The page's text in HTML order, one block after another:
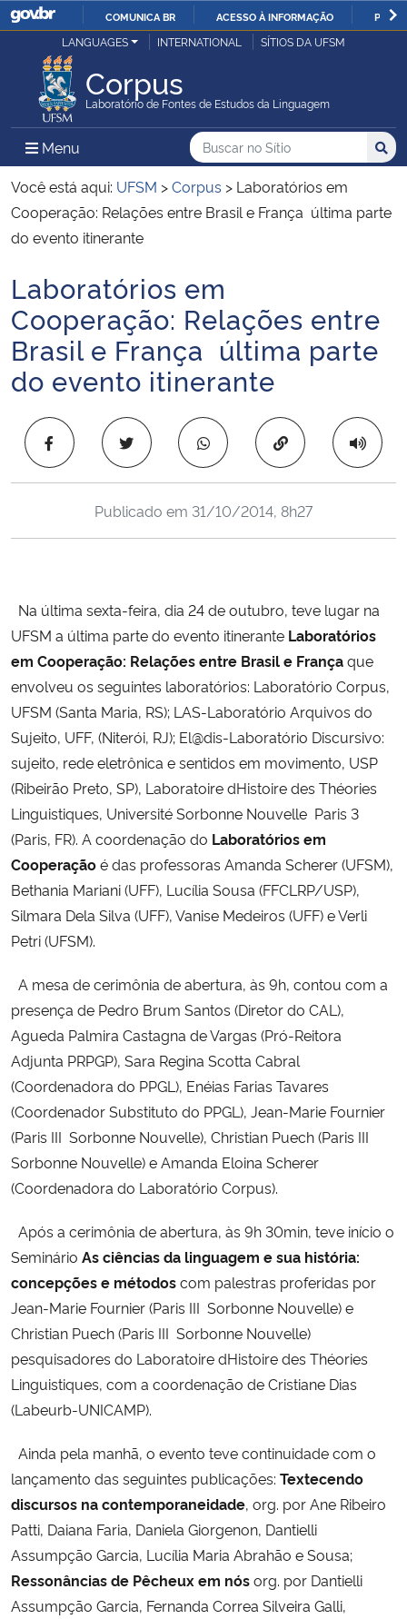
IR
COMUNICA BR ACESSO À INFORMAÇÃO
Ministério da Justiça e Segurança Pública
Ministério da Defesa
Ministério das Relações Exteriores
Ministério da Economia
Ministério da Infraestrutura
Ministério da Agricultura, Pecuária e Abastecimento
Ministério da Educação
Ministério da Cidadania
Ministério da Saúde
Ministério de Minas e Energia
Ministério do Meio Ambiente
Ministério do Turismo
Ministério do Desenvolvimento Regional
Controladoria-Geral da União
Ministério da Mulher, da Família e dos Direitos Humanos
Gabinete de Segurança Institucional
Banco Central do Brasil
Planalto
LANGUAGES INTERNATIONAL SÍTIOS DA UFSM
Corpus
Laboratório de Fontes de Estudos da Linguagem
Menu Menu Principal do Sítio
Busca
Buscar no no Sítio
Busca:
Você está aqui: UFSM >Corpus > Laboratórios em
Cooperação: Relações entre Brasil e França  última parte
do evento itinerante
Início do conteúdo
Laboratórios em
Cooperação: Relações entre
Brasil e França  última parte
do evento itinerante
Copiar para área
Publicado em 31/10/2014, 8h27
Na última sexta-feira, dia 24 de outubro, teve lugar na
UFSM a última parte do evento itinerante Laboratórios
em Cooperação: Relações entre Brasil e Françaque
envolveu os seguintes laboratórios: Laboratório Corpus,
UFSM (Santa Maria, RS); LAS-Laboratório Arquivos do
Sujeito, UFF, (Niterói, RJ); El@dis-Laboratório Discursivo:
sujeito, rede eletrônica e sentidos em movimento, USP
(Ribeirão Preto, SP), Laboratoire dHistoire des Théories
Linguistiques, Université Sorbonne Nouvelle  Paris 3
(Paris, FR). A coordenação do Laboratórios em
Cooperaçãoé das professoras Amanda Scherer (UFSM),
Bethania Mariani (UFF), Lucília Sousa (FFCLRP/USP),
Silmara Dela Silva (UFF), Vanise Medeiros (UFF) e Verli
Petri (UFSM).
A mesa de cerimônia de abertura, às 9h, contou com a
presença de Pedro Brum Santos (Diretor do CAL),
Agueda Palmira Castagna de Vargas (Pró-Reitora
Adjunta PRPGP), Sara Regina Scotta Cabral
(Coordenadora do PPGL), Enéias Farias Tavares
(Coordenador Substituto do PPGL), Jean-Marie Fournier
(Paris III  Sorbonne Nouvelle), Christian Puech (Paris III 
Sorbonne Nouvelle) e Amanda Eloina Scherer
(Coordenadora do Laboratório Corpus).
Após a cerimônia de abertura, às 9h 30min, teve início o
Seminário As ciências da linguagem e sua história:
concepções e métodoscom palestras proferidas por
Jean-Marie Fournier (Paris III  Sorbonne Nouvelle) e
Christian Puech (Paris III  Sorbonne Nouvelle)
pesquisadores do Laboratoire dHistoire des Théories
Linguistiques, com a coordenação de Cristiane Dias
(Labeurb-UNICAMP).
Ainda pela manhã, o evento teve continuidade com o
lançamento das seguintes publicações: Textecendo
discursos na contemporaneidade, org. por Ane Ribeiro
Patti, Daiana Faria, Daniela Giorgenon, Dantielli
Assumpção Garcia, Lucília Maria Abrahão e Sousa;
Ressonâncias de Pêcheux em nósorg. por Dantielli
Assumpção Garcia, Fernanda Correa Silveira Galli,